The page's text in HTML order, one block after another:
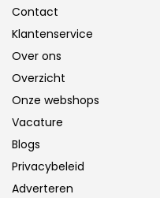
Contact
Klantenservice
Over ons
Overzicht
Onze webshops
Vacature
Blogs
Privacybeleid
Adverteren